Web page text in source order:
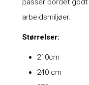
arbeidsmiljøer.
Størrelser:
210cm
240 cm